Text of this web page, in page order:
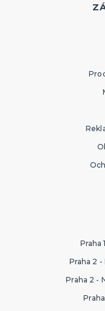
Praha
Praha 2 -
Praha 2 -